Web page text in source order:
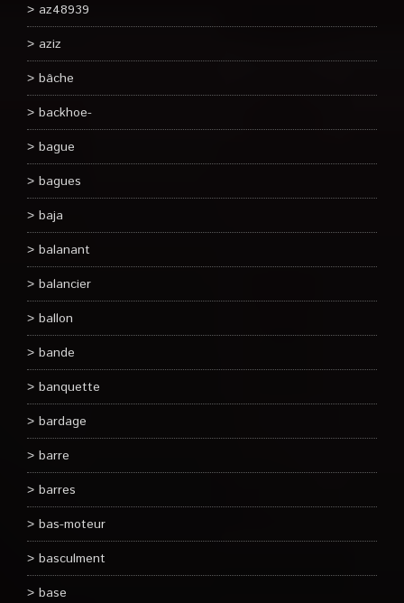
az48939
aziz
bâche
backhoe-
bague
bagues
baja
balanant
balancier
ballon
bande
banquette
bardage
barre
barres
bas-moteur
basculment
base